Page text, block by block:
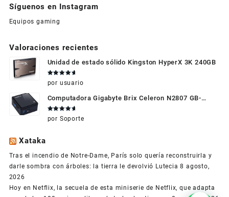
Síguenos en Instagram
Equipos gaming
Valoraciones recientes
Unidad de estado sólido Kingston HyperX 3K 240GB
Valorado
en5 de 5
por usuario
Computadora Gigabyte Brix Celeron N2807 GB-
BXBT-2807 + WIFI + RAM de 4GB + HDD 500gb +
Windows 10
Valorado
en5 de 5
por Soporte
Xataka
Tras el incendio de Notre-Dame, París solo quería reconstruirla y
darle sombra con árboles: la tierra le devolvió Lutecia 8 agosto,
2026
Hoy en Netflix, la secuela de esta miniserie de Netflix, que adapta